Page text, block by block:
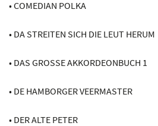
• COMEDIAN POLKA
• DA STREITEN SICH DIE LEUT HERUM
• DAS GROSSE AKKORDEONBUCH 1
• DE HAMBORGER VEERMASTER
• DER ALTE PETER